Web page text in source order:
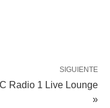
SIGUIENTE
Radio 1 Live Lounge
»